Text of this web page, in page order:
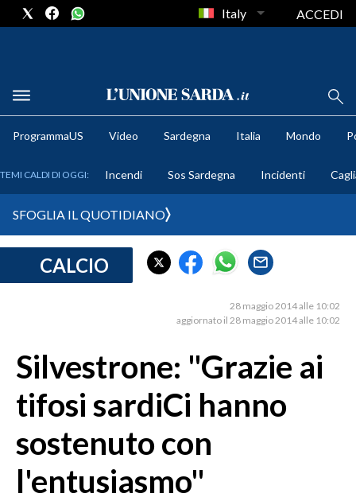
METEO
CRONACA SARDEGNA
MEDIO CAMPIDANO
SASSARI E PROVINCIA
NUORO E PROVINCIA
OGLIASTRA
Italy ACCEDI
ProgrammaUS Video Sardegna Italia Mondo
TEMI CALDI DI OGGI: Incendi Sos Sardegna Incidenti
SFOGLIA IL QUOTIDIANO
CALCIO
28 maggio 2014 alle 10:02
aggiornato il 28 maggio 2014 alle 10:02
Silvestrone: "Grazie ai
tifosi sardiCi hanno
sostenuto con
l'entusiasmo"